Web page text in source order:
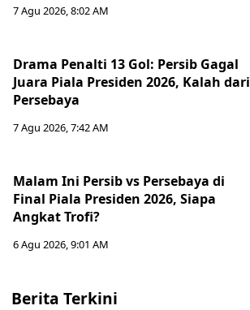
7 Agu 2026, 8:02 AM
Drama Penalti 13 Gol: Persib Gagal
Juara Piala Presiden 2026, Kalah dari
Persebaya
7 Agu 2026, 7:42 AM
Malam Ini Persib vs Persebaya di
Final Piala Presiden 2026, Siapa
Angkat Trofi?
6 Agu 2026, 9:01 AM
Berita Terkini